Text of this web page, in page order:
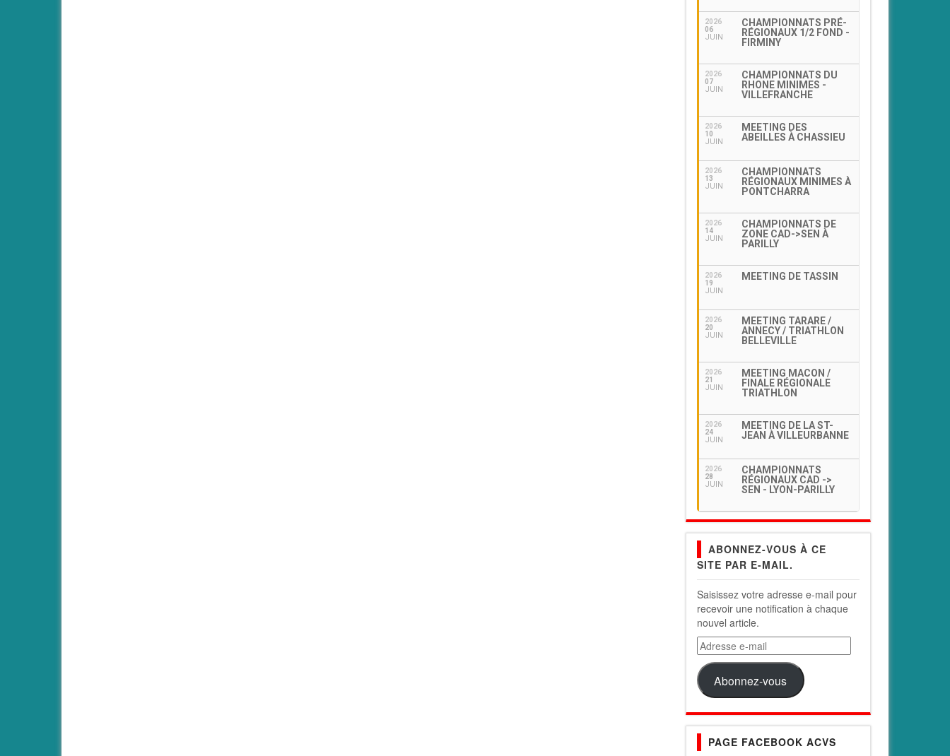
2026
06
JUIN
CHAMPIONNATS PRÉ-
RÉGIONAUX 1/2 FOND -
FIRMINY
2026
07
JUIN
CHAMPIONNATS DU
RHONE MINIMES -
VILLEFRANCHE
2026
10
JUIN
MEETING DES
ABEILLES À CHASSIEU
2026
13
JUIN
CHAMPIONNATS
RÉGIONAUX MINIMES À
PONTCHARRA
2026
14
JUIN
CHAMPIONNATS DE
ZONE CAD->SEN À
PARILLY
2026
19
JUIN
MEETING DE TASSIN
2026
20
JUIN
MEETING TARARE /
ANNECY / TRIATHLON
BELLEVILLE
2026
21
JUIN
MEETING MACON /
FINALE RÉGIONALE
TRIATHLON
2026
24
JUIN
MEETING DE LA ST-
JEAN À VILLEURBANNE
2026
28
JUIN
CHAMPIONNATS
RÉGIONAUX CAD ->
SEN - LYON-PARILLY
ABONNEZ-VOUS À CE
SITE PAR E-MAIL.
Saisissez votre adresse e-mail pour
recevoir une notification à chaque
nouvel article.
Adresse
e-
mail
Abonnez-vous
PAGE FACEBOOK ACVS